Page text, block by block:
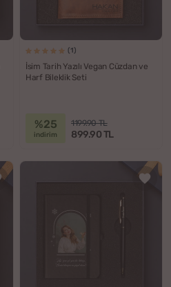
(1)
İsim Tarih Yazılı Vegan Cüzdan ve
Harf Bileklik Seti
%25
indirim
1199.90 TL
899.90 TL